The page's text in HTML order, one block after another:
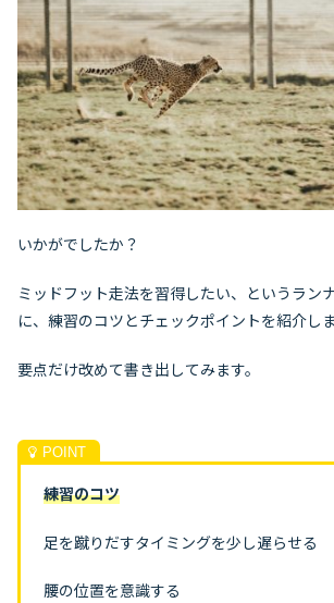
いかがでしたか？
ミッドフット走法を習得したい、というラン
に、練習のコツとチェックポイントを紹介しま
要点だけ改めて書き出してみます。
練習のコツ
足を蹴りだすタイミングを少し遅らせる
腰の位置を意識する